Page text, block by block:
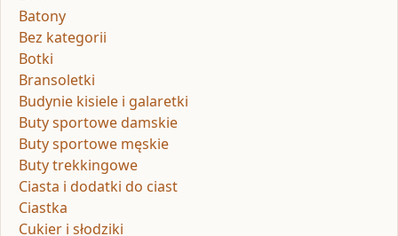
Batony
Bez kategorii
Botki
Bransoletki
Budynie kisiele i galaretki
Buty sportowe damskie
Buty sportowe męskie
Buty trekkingowe
Ciasta i dodatki do ciast
Ciastka
Cukier i słodziki